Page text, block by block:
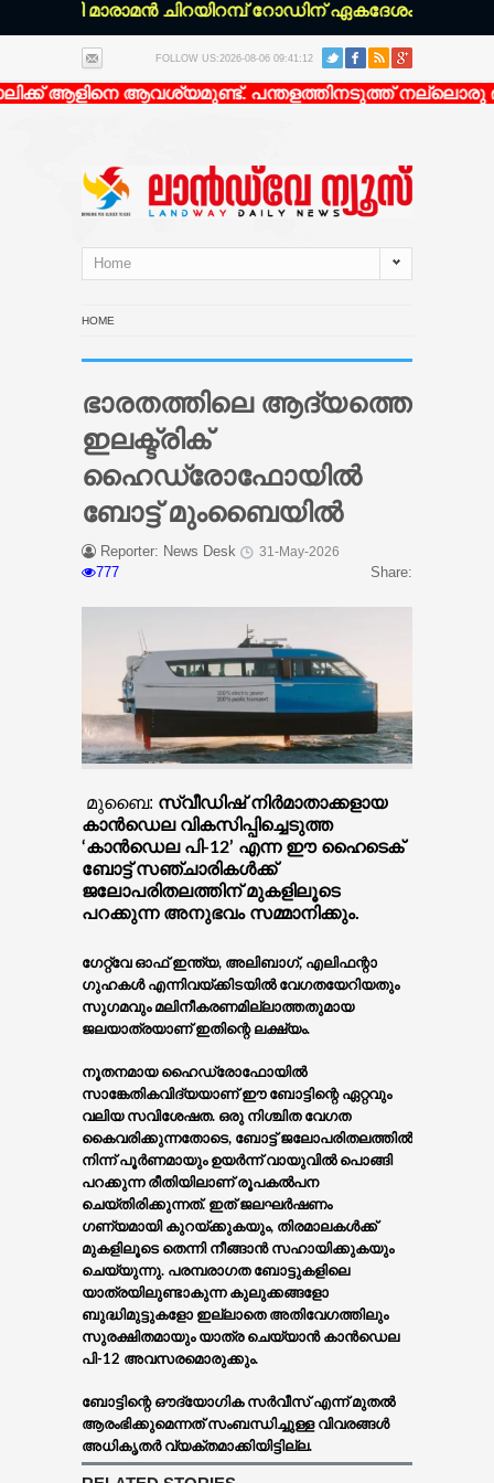
മാരാമൻ ചിറയിറമ്പ് റോഡിന് ഏകദേശം 200 മീറ്റർ
FOLLOW US:2026-08-06 09:41:12
ആളിനെ ആവശ്യമുണ്ട്. പന്തളത്തിനടുത്ത് നല്ലൊരു
Home
HOME
ഭാരതത്തിലെ ആദ്യത്തെ
ഇലക്ട്രിക്
ഹൈഡ്രോഫോയില്‍
ബോട്ട് മുംബൈയില്‍
Reporter: News Desk 31-May-2026
777 Share:
മുബൈ: സ്വീഡിഷ് നിര്‍മാതാക്കളായ
കാന്‍ഡെല വികസിപ്പിച്ചെടുത്ത
‘കാന്‍ഡെല പി-12’ എന്ന ഈ ഹൈടെക്
ബോട്ട് സഞ്ചാരികള്‍ക്ക്
ജലോപരിതലത്തിന് മുകളിലൂടെ
പറക്കുന്ന അനുഭവം സമ്മാനിക്കും.
ഗേറ്റ്വേ ഓഫ് ഇന്ത്യ, അലിബാഗ്, എലിഫന്റാ
ഗുഹകള്‍ എന്നിവയ്‌ക്കിടയില്‍ വേഗതയേറിയതും
സുഗമവും മലിനീകരണമില്ലാത്തതുമായ
ജലയാത്രയാണ് ഇതിന്റെ ലക്ഷ്യം.
നൂതനമായ ഹൈഡ്രോഫോയില്‍
സാങ്കേതികവിദ്യയാണ് ഈ ബോട്ടിന്റെ ഏറ്റവും
വലിയ സവിശേഷത. ഒരു നിശ്ചിത വേഗത
കൈവരിക്കുന്നതോടെ, ബോട്ട് ജലോപരിതലത്തില്‍
നിന്ന് പൂര്‍ണമായും ഉയര്‍ന്ന് വായുവില്‍ പൊങ്ങി
പറക്കുന്ന രീതിയിലാണ് രൂപകല്‍പന
ചെയ്തിരിക്കുന്നത്. ഇത് ജലഘര്‍ഷണം
ഗണ്യമായി കുറയ്‌ക്കുകയും, തിരമാലകള്‍ക്ക്
മുകളിലൂടെ തെന്നി നീങ്ങാന്‍ സഹായിക്കുകയും
ചെയ്യുന്നു. പരമ്പരാഗത ബോട്ടുകളിലെ
യാത്രയിലുണ്ടാകുന്ന കുലുക്കങ്ങളോ
ബുദ്ധിമുട്ടുകളോ ഇല്ലാതെ അതിവേഗത്തിലും
സുരക്ഷിതമായും യാത്ര ചെയ്യാന്‍ കാന്‍ഡെല
പി-12 അവസരമൊരുക്കും.
ബോട്ടിന്റെ ഔദ്യോഗിക സര്‍വീസ് എന്ന് മുതല്‍
ആരംഭിക്കുമെന്നത് സംബന്ധിച്ചുള്ള വിവരങ്ങള്‍
അധികൃതര്‍ വ്യക്തമാക്കിയിട്ടില്ല.